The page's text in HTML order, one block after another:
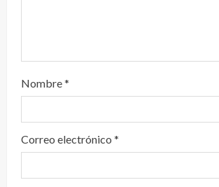
Nombre*
Correo electrónico *